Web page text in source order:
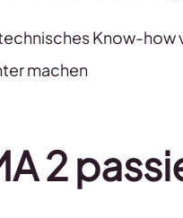
Know-how
machen
2